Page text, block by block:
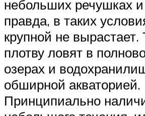
небольших речушках и
правда, в таких
крупной не
плотву ловят в
озерах и
обширной акваторией.
Принципиально